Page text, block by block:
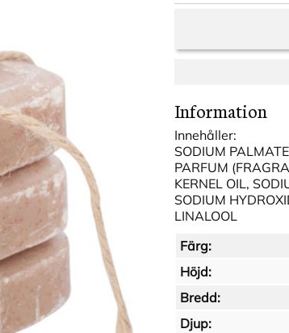
Information
Innehåller:
SODIUM
PARFUM
KERNEL OIL,
SODIUM
LINALOOL
Färg:
Höjd:
Bredd:
Djup: